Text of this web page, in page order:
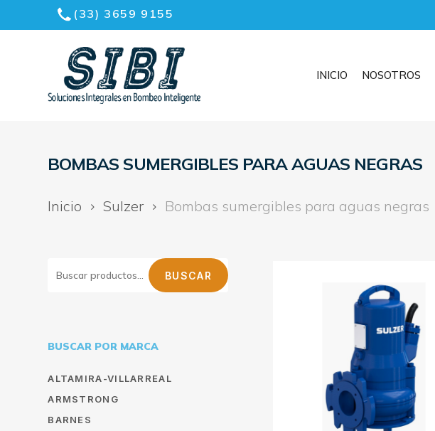
to
(33) 3659 9155
INICIO NOSOTROS
BOMBAS SUMERGIBLES PARA AGUAS NEGRAS
Inicio Sulzer Bombas sumergibles para aguas negras
POR:
BUSCAR
BUSCAR POR MARCA
ALTAMIRA-VILLARREAL
ARMSTRONG
BARNES
Menu